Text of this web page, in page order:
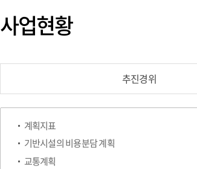
사업현황
추진경위
계획지표
기반시설의 비용분담 계획
교통계획